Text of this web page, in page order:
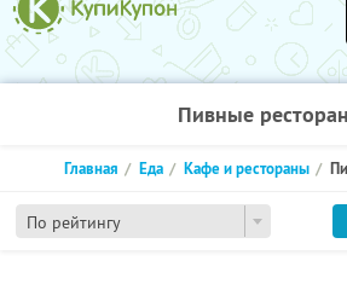
Пивные
По рейтингу
Главная Еда Кафе и рестораны